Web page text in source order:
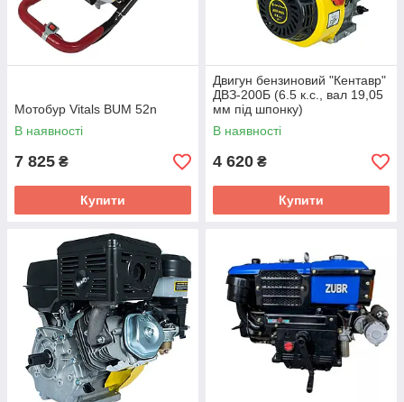
Мотобур Vitals BUM 52n
В наявності
7 825 ₴
Купити
Двигун бензиновий "Кентавр"
ДВЗ-200Б (6.5 к.с., вал 19,05
мм під шпонку)
В наявності
4 620 ₴
Купити